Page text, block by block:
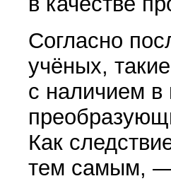
Согласно
учёных,
с наличием в
Как
тем самым,